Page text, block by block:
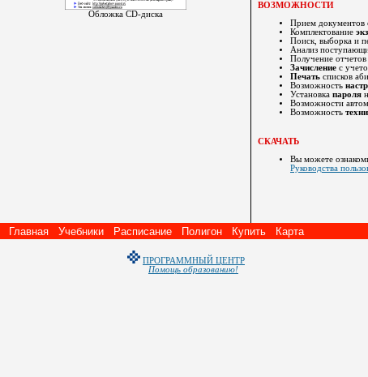
Обложка CD-диска
ВОЗМОЖНОСТИ
Прием документов
Комплектование
Поиск, выборка и
Анализ
Получение отчетов
Зачисление с
Печать списков
Возможность
Установка пароля
Возможности
Возможность
СКАЧАТЬ
Вы можете
Руководства
Главная Учебники Расписание Полигон Купить Карта
ПРОГРАММНЫЙ ЦЕНТР
Помощь образованию!